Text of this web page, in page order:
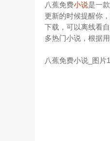
八蕉免费小说是一
更新的时候提醒你
下载，可以离线看
多热门小说，根据
八蕉免费小说_图片1